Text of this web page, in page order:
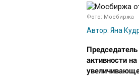
Фото: Мосбиржа
Автор: Яна
активности